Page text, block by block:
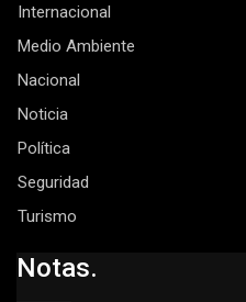
Internacional
Medio Ambiente
Nacional
Noticia
Política
Seguridad
Turismo
Notas.